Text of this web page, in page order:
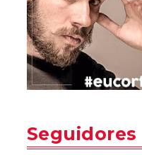
Seguidores